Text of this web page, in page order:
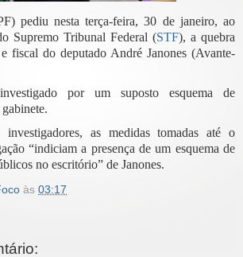
pediu nesta terça-feira, 30 de janeiro, ao
Supremo Tribunal Federal (STF), a quebra
fiscal do deputado André Janones (Avante-
por um suposto esquema de
as medidas tomadas até o
“indiciam a presença de um esquema de
no escritório” de Janones.
às 03:17